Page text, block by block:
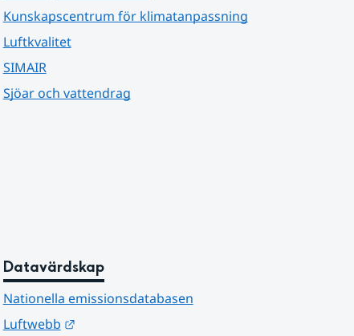
Kunskapscentrum för klimatanpassning
Luftkvalitet
SIMAIR
Sjöar och vattendrag
Datavärdskap
Nationella emissionsdatabasen
Luftwebb
Länk till annan webbplats.